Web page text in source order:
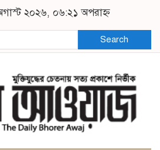
২০২৬, ০৬:২১ অপরাহ্ন
Search